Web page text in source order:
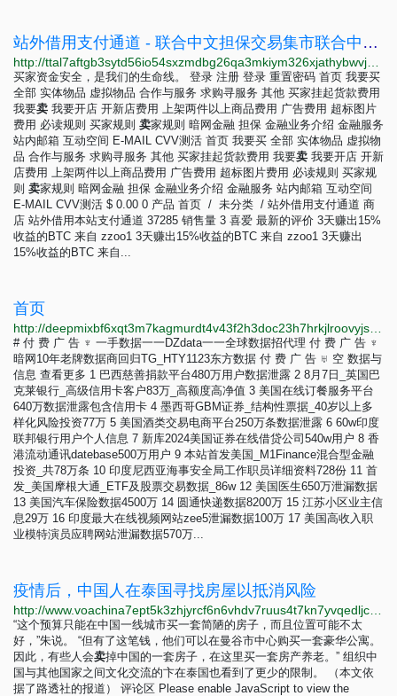
站外借用支付通道 - 联合中文担保交易集市联合中文担保交易集市
买家资金安全，是我们的生命线。 登录 注册 登录 重置密码 首页 我要买
全部 实体物品 虚拟物品 合作与服务 求购寻服务 其他 买家挂起货款费用
我要卖 我要开店 开新店费用 上架两件以上商品费用 广告费用 超标图片
费用 必读规则 买家规则 卖家规则 暗网金融 担保 金融业务介绍 金融服务
站内邮箱 互动空间 E-MAIL CVV测活 首页 我要买 全部 实体物品 虚拟物
品 合作与服务 求购寻服务 其他 买家挂起货款费用 我要卖 我要开店 开新
店费用 上架两件以上商品费用 广告费用 超标图片费用 必读规则 买家规
则 卖家规则 暗网金融 担保 金融业务介绍 金融服务 站内邮箱 互动空间
E-MAIL CVV测活 $ 0.00 0 产品 首页 / 未分类 / 站外借用支付通道 商
店 站外借用本站支付通道 37285 销售量 3 喜爱 最新的评价 3天赚出15%
收益的BTC 来自 zzoo1 3天赚出15%收益的BTC 来自 zzoo1 3天赚出
15%收益的BTC 来自...
首页
# 付 费 广 告 ♆ 一手数据一一DZdata一一全球数据招代理 付 费 广 告 ♆
暗网10年老牌数据商回归TG_HTY1123东方数据 付 费 广 告 ♅ 空 数据与
信息 查看更多 1 巴西慈善捐款平台480万用户数据泄露 2 8月7日_英国巴
克莱银行_高级信用卡客户83万_高额度高净值 3 美国在线订餐服务平台
640万数据泄露包含信用卡 4 墨西哥GBM证券_结构性票据_40岁以上多
样化风险投资77万 5 美国酒类交易电商平台250万条数据泄露 6 60w印度
联邦银行用户个人信息 7 新库2024美国证券在线借贷公司540w用户 8 香
港流动通讯datebase500万用户 9 本站首发美国_M1Finance混合型金融
投资_共78万条 10 印度尼西亚海事安全局工作职员详细资料728份 11 首
发_美国摩根大通_ETF及股票交易数据_86w 12 美国医生650万泄漏数据
13 美国汽车保险数据4500万 14 圆通快递数据8200万 15 江苏小区业主信
息29万 16 印度最大在线视频网站zee5泄漏数据100万 17 美国高收入职
业模特演员应聘网站泄漏数据570万...
疫情后，中国人在泰国寻找房屋以抵消风险
“这个预算只能在中国一线城市买一套简陋的房子，而且位置可能不太
好，”朱说。 “但有了这笔钱，他们可以在曼谷市中心购买一套豪华公寓。
因此，有些人会卖掉中国的一套房子，在这里买一套房产养老。” 组织中
国与其他国家之间文化交流的卞在泰国也看到了更少的限制。 （本文依
据了路透社的报道） 评论区 Please enable JavaScript to view the